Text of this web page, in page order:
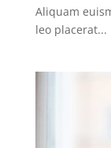
Aliquam
leo placerat...